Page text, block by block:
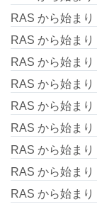
RAS から始まり
RAS から始まり
RAS から始まり
RAS から始まり
RAS から始まり
RAS から始まり
RAS から始まり
RAS から始まり
RAS から始まり